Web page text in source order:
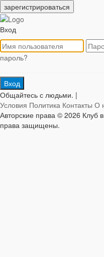
зарегистрироваться
Вход
пароль?
Вход
Общайтесь с людьми. |
Условия Политика Контакты О
Авторские права © 2026
права защищены.